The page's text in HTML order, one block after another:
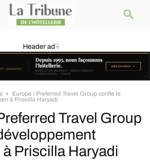
Header ad☟
Europe | Preferred Travel Group confie le
à Priscilla Haryadi
Travel Group
Priscilla Haryadi